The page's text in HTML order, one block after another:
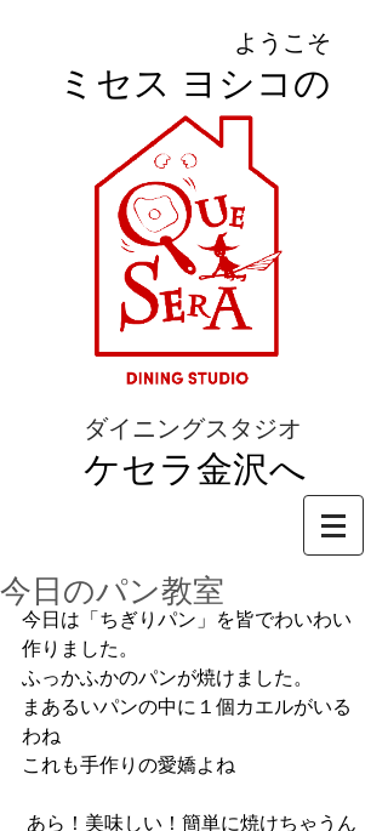
ようこそ
ミセス ヨシコの
ダイニングスタジオ
ケセラ金沢へ
今日のパン教室
今日は「ちぎりパン」を皆でわいわい
作りました。
ふっかふかのパンが焼けました。
まあるいパンの中に１個カエルがいる
わね
これも手作りの愛嬌よね